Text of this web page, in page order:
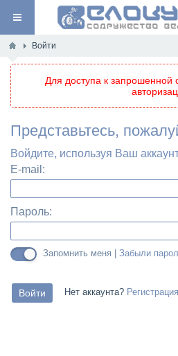
Войти
Для доступа к запрошенной
Представьтесь,
Войдите, используя Ваш
E-mail:
Пароль:
Запомнить меня | Забыли
Нет аккаунта? Регистрация